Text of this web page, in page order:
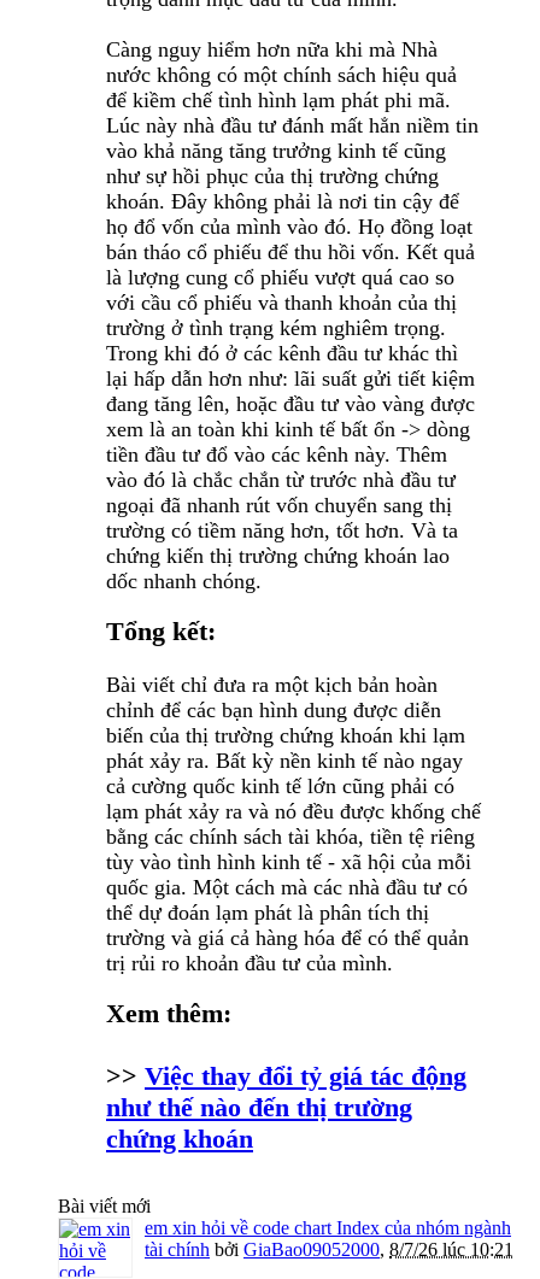
Càng nguy hiểm hơn nữa khi mà Nhà
nước không có một chính sách hiệu quả
để kiềm chế tình hình lạm phát phi mã.
Lúc này nhà đầu tư đánh mất hẳn niềm tin
vào khả năng tăng trưởng kinh tế cũng
như sự hồi phục của thị trường chứng
khoán. Đây không phải là nơi tin cậy để
họ đổ vốn của mình vào đó. Họ đồng loạt
bán tháo cổ phiếu để thu hồi vốn. Kết quả
là lượng cung cổ phiếu vượt quá cao so
với cầu cổ phiếu và thanh khoản của thị
trường ở tình trạng kém nghiêm trọng.
Trong khi đó ở các kênh đầu tư khác thì
lại hấp dẫn hơn như: lãi suất gửi tiết kiệm
đang tăng lên, hoặc đầu tư vào vàng được
xem là an toàn khi kinh tế bất ổn -> dòng
tiền đầu tư đổ vào các kênh này. Thêm
vào đó là chắc chắn từ trước nhà đầu tư
ngoại đã nhanh rút vốn chuyển sang thị
trường có tiềm năng hơn, tốt hơn. Và ta
chứng kiến thị trường chứng khoán lao
dốc nhanh chóng.
Tổng kết:
Bài viết chỉ đưa ra một kịch bản hoàn
chỉnh để các bạn hình dung được diễn
biến của thị trường chứng khoán khi lạm
phát xảy ra. Bất kỳ nền kinh tế nào ngay
cả cường quốc kinh tế lớn cũng phải có
lạm phát xảy ra và nó đều được khống chế
bằng các chính sách tài khóa, tiền tệ riêng
tùy vào tình hình kinh tế - xã hội của mỗi
quốc gia. Một cách mà các nhà đầu tư có
thể dự đoán lạm phát là phân tích thị
trường và giá cả hàng hóa để có thể quản
trị rủi ro khoản đầu tư của mình.
Xem thêm:
>> Việc thay đổi tỷ giá tác động
như thế nào đến thị trường
chứng khoán
Bài viết mới
em xin hỏi về code chart Index của nhóm ngành
tài chính bởi GiaBao09052000, 8/7/26 lúc 10:21